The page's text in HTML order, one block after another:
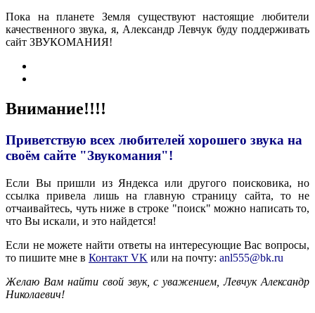
Пока на планете Земля существуют настоящие любители
качественного звука, я, Александр Левчук буду поддерживать
сайт ЗВУКОМАНИЯ!
Внимание!!!!
Приветствую всех любителей хорошего звука на
своём сайте "Звукомания"!
Если Вы пришли из Яндекса или другого поисковика, но
ссылка привела лишь на главную страницу сайта, то не
отчаивайтесь, чуть ниже в строке "поиск" можно написать то,
что Вы искали, и это найдется!
Если не можете найти ответы на интересующие Вас вопросы,
то пишите мне в Контакт VK или на почту: anl555@bk.ru
Желаю Вам найти свой звук, с уважением, Левчук Александр
Николаевич!